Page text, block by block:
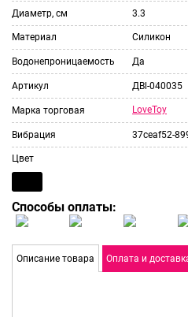
Диаметр, см 3.3
Материал Силикон
Водонепроницаемость Да
Артикул ДBl-040035
Марка торговая LoveToy
Вибрация 37ceaf52-
Цвет
Способы оплаты:
Описание товара Оплата и